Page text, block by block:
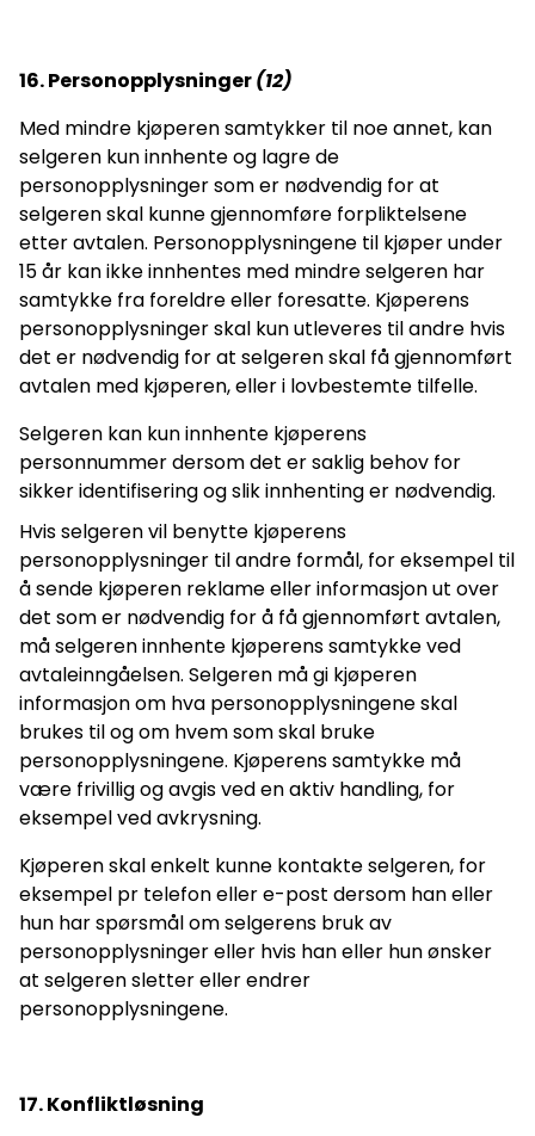
16. Personopplysninger(12)
Med mindre kjøperen samtykker til noe annet, kan
selgeren kun innhente og lagre de
personopplysninger som er nødvendig for at
selgeren skal kunne gjennomføre forpliktelsene
etter avtalen. Personopplysningene til kjøper under
15 år kan ikke innhentes med mindre selgeren har
samtykke fra foreldre eller foresatte. Kjøperens
personopplysninger skal kun utleveres til andre hvis
det er nødvendig for at selgeren skal få gjennomført
avtalen med kjøperen, eller i lovbestemte tilfelle.
Selgeren kan kun innhente kjøperens
personnummer dersom det er saklig behov for
sikker identifisering og slik innhenting er nødvendig.
Hvis selgeren vil benytte kjøperens
personopplysninger til andre formål, for eksempel til
å sende kjøperen reklame eller informasjon ut over
det som er nødvendig for å få gjennomført avtalen,
må selgeren innhente kjøperens samtykke ved
avtaleinngåelsen. Selgeren må gi kjøperen
informasjon om hva personopplysningene skal
brukes til og om hvem som skal bruke
personopplysningene. Kjøperens samtykke må
være frivillig og avgis ved en aktiv handling, for
eksempel ved avkrysning.
Kjøperen skal enkelt kunne kontakte selgeren, for
eksempel pr telefon eller e-post dersom han eller
hun har spørsmål om selgerens bruk av
personopplysninger eller hvis han eller hun ønsker
at selgeren sletter eller endrer
personopplysningene.
17. Konfliktløsning